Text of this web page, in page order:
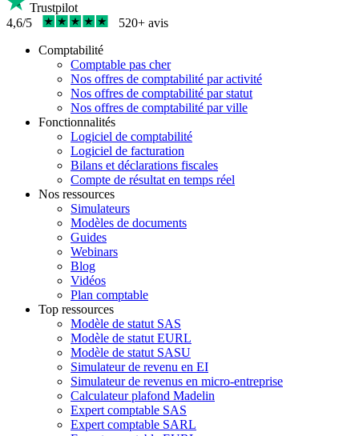
Trustpilot
4,6/5
520+ avis
Comptabilité
Comptable pas cher
Nos offres de comptabilité par activité
Nos offres de comptabilité par statut
Nos offres de comptabilité par ville
Fonctionnalités
Logiciel de comptabilité
Logiciel de facturation
Bilans et déclarations fiscales
Compte de résultat en temps réel
Nos ressources
Simulateurs
Modèles de documents
Guides
Webinars
Blog
Vidéos
Plan comptable
Top ressources
Modèle de statut SAS
Modèle de statut EURL
Modèle de statut SASU
Simulateur de revenu en EI
Simulateur de revenus en micro-entreprise
Calculateur plafond Madelin
Expert comptable SAS
Expert comptable SARL